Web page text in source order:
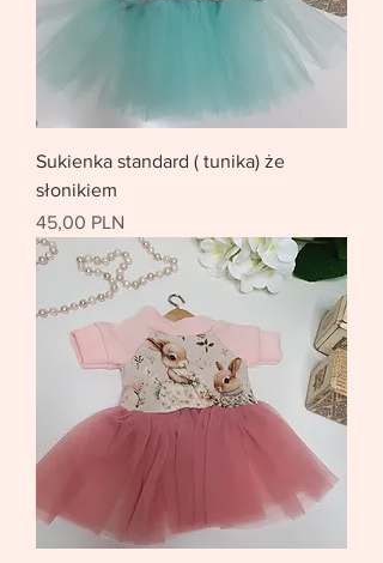
Sukienka standard ( tunika) że
słonikiem
Цена
45,00 PLN